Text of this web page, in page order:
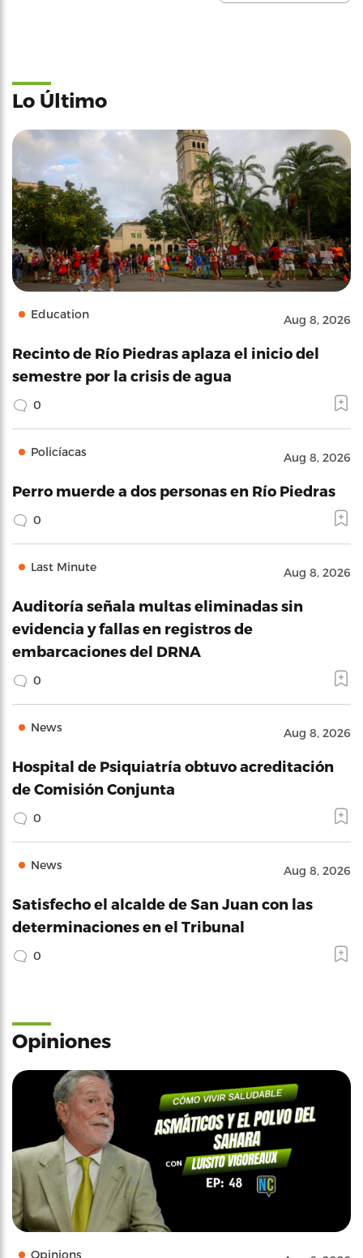
Lo Último
Education Aug 8, 2026
Recinto de Río Piedras aplaza el inicio del
semestre por la crisis de agua
0
Policíacas Aug 8, 2026
Perro muerde a dos personas en Río Piedras
0
Last Minute Aug 8, 2026
Auditoría señala multas eliminadas sin
evidencia y fallas en registros de
embarcaciones del DRNA
0
News Aug 8, 2026
Hospital de Psiquiatría obtuvo acreditación
de Comisión Conjunta
0
News Aug 8, 2026
Satisfecho el alcalde de San Juan con las
determinaciones en el Tribunal
0
Opiniones
Opinions